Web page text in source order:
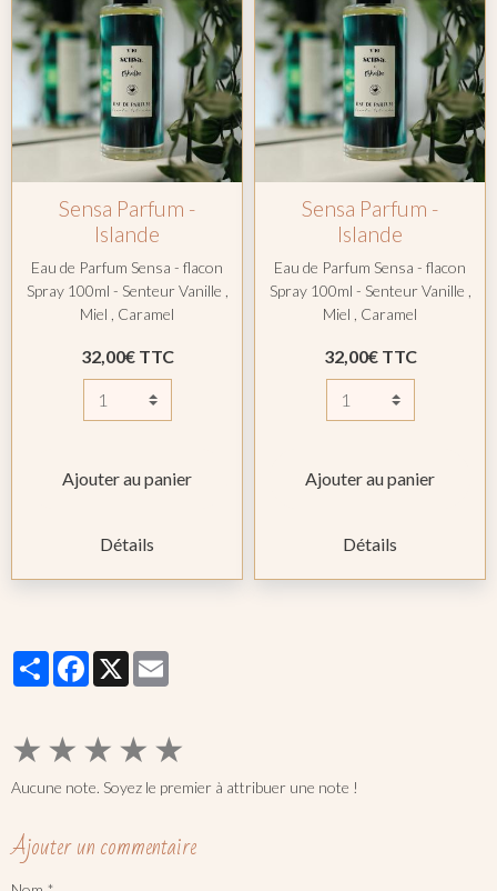
Sensa Parfum -
Islande
Eau de Parfum Sensa - flacon
Spray 100ml - Senteur Vanille ,
Miel , Caramel
32,00€ TTC
Ajouter au panier
Détails
Sensa Parfum -
Islande
Eau de Parfum Sensa - flacon
Spray 100ml - Senteur Vanille ,
Miel , Caramel
32,00€ TTC
Ajouter au panier
Détails
PartagerFacebook
X
★ ★ ★ ★ ★
Aucune note. Soyez le premier à attribuer une note !
Ajouter un commentaire